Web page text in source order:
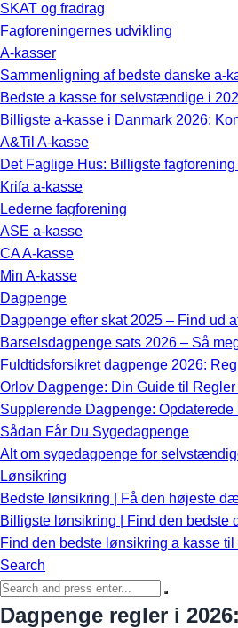
SKAT og fradrag
Fagforeningernes udvikling
A-kasser
Sammenligning af bedste danske a-
Bedste a kasse for selvstændige i
Billigste a-kasse i Danmark 2026:
A&Til A-kasse
Det Faglige Hus: Billigste
Krifa a-kasse
Lederne fagforening
ASE a-kasse
CA A-kasse
Min A-kasse
Dagpenge
Dagpenge efter skat 2025 – Find ud
Barselsdagpenge sats 2026 – Så
Fuldtidsforsikret dagpenge 2026:
Orlov Dagpenge: Din Guide til
Supplerende Dagpenge:
Sådan Får Du Sygedagpenge
Alt om sygedagpenge for
Lønsikring
Bedste lønsikring | Få den højeste
Billigste lønsikring | Find den bedste
Find den bedste lønsikring a kasse
Search
Search
for:
Dagpenge regler i